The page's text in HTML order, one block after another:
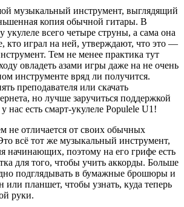
музыкальный инструмент, выглядящий
копия обычной гитары. В
укулеле всего четыре струны, а сама она
кто играл на ней, утверждают, что это —
Тем не менее практика тут
овладеть азами игры даже на не очень
инструменте вряд ли получится.
преподавателя или скачать
но лучше заручиться поддержкой
нас есть смарт-укулеле Populele U1!
не отличается от своих обычных
всё тот же музыкальный инструмент,
начинающих, поэтому на его грифе есть
для того, чтобы учить аккорды. Больше
подглядывать в бумажные брошюры и
или планшет, чтобы узнать, куда теперь
руки.